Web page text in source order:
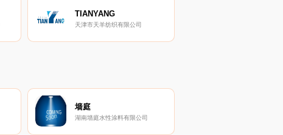
TIANYANG
天津市天羊纺织有限公司
墙庭
湖南墙庭水性涂料有限公司